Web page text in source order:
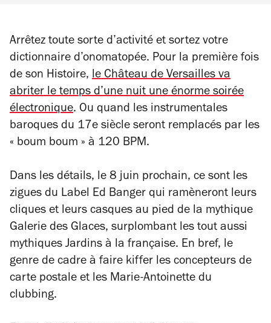
Arrêtez toute sorte d’activité et sortez votre
dictionnaire d’onomatopée. Pour la première fois
de son Histoire, le Château de Versailles va
abriter le temps d’une nuit une énorme soirée
électronique. Ou quand les instrumentales
baroques du 17e siècle seront remplacés par les
« boum boum » à 120 BPM.
Dans les détails, le 8 juin prochain, ce sont les
zigues du Label Ed Banger qui ramèneront leurs
cliques et leurs casques au pied de la mythique
Galerie des Glaces, surplombant les tout aussi
mythiques Jardins à la française. En bref, le
genre de cadre à faire kiffer les concepteurs de
carte postale et les Marie-Antoinette du
clubbing.